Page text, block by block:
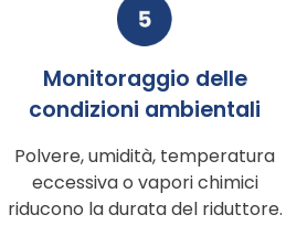
Monitoraggio delle
condizioni ambientali
Polvere, umidità, temperatura
eccessiva o vapori chimici
riducono la durata del riduttore.